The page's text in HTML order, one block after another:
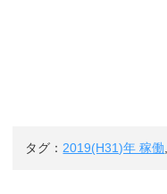
タグ： 2019(H31)年 稼働